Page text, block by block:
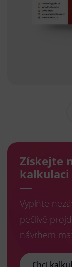
Získejte
Vyplňte
pečlivě
návrhem
Chci